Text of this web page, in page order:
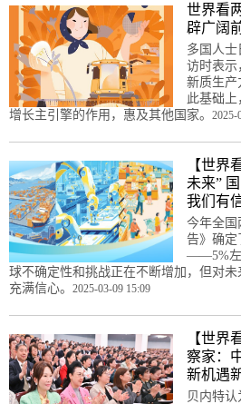
世界看
辟广阔
多国人
访时表示
新质生产
此基础
增长主引擎的作用，惠及其他国家。 2025-
【世界
未来”
我们有
今年全国
告》确定
——5%左
球不确定性和挑战正在不断增加，但对
充满信心。 2025-03-09 15:09
【世界
察家：
新机遇
贝内特